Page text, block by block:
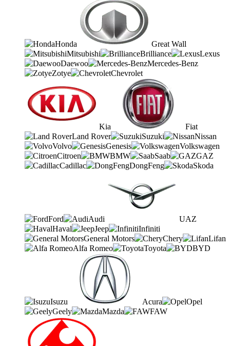
Honda
Great Wall
Mitsubishi
Brilliance
Lexus
Daewoo
Mercedes-Benz
Zotye
Chevrolet
Kia
Fiat
Land Rover
Suzuki
Nissan
Volvo
Genesis
Volkswagen
Citroen
BMW Saab
GAZ
Cadillac
DongFeng Skoda
Ford Audi
UAZ
Haval
Jeep
Infiniti
General Motors
Chery
Lifan
Alfa Romeo
Toyota BYD
Isuzu Acura
Opel
Geely
Mazda FAW